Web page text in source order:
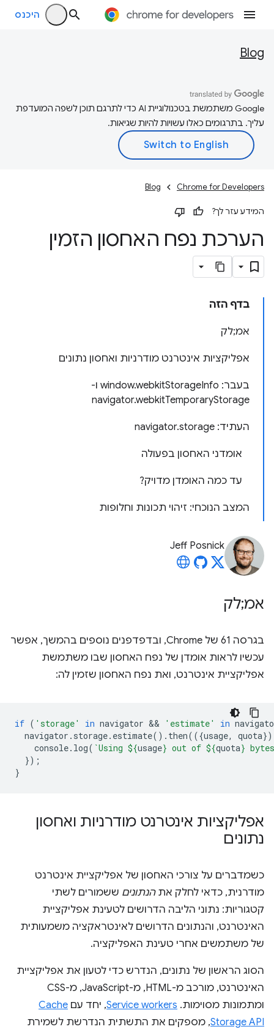
היכנס
Blog
‫Google משתמשת בטכנולוגיית AI כדי לתרגם תוכן לשפה המועדפת
עליך. בתרגומים כאלו עשויות להיות שגיאות.
Chrome for Developers
Blog
המידע עזר לך?
הערכת נפח האחסון הזמין
בדף הזה
אמ;לק
אפליקציות אינטרנט מודרניות ואחסון נתונים
בעבר: window.webkitStorageInfo ו-
navigator.webkitTemporaryStorage
העתיד: navigator.storage
אומדני האחסון בפעולה
עד כמה האומדן מדויק?
המצב הנוכחי: זיהוי תכונות וחלופות
Jeff Posnick
אמ;לק
בגרסה 61 של Chrome, ובדפדפנים נוספים בהמשך, אפשר
עכשיו לראות אומדן של נפח האחסון שבו משתמשת
אפליקציית אינטרנט, ואת נפח האחסון שזמין לה:
if ( 'storage' in navigator && 'estimate' in
navigator . storage. estimate(). then(({usage, quota})
console. log( `Using ${usage} out of ${quota}
});
}
אפליקציות אינטרנט מודרניות ואחסון
נתונים
כשמדברים על צורכי האחסון של אפליקציית אינטרנט
מודרנית, כדאי לחלק אתהנתונים ששמורים לשתי
קטגוריות: נתוני הליבה הדרושים לטעינת אפליקציית
האינטרנט, והנתונים הדרושים לאינטראקציה משמעותית
של משתמשים אחרי טעינת האפליקציה.
הסוג הראשון של נתונים, הנדרש כדי לטעון את אפליקציית
האינטרנט, מורכב מ-HTML, מ-JavaScript, מ-CSS
ומתמונות מסוימות. Service workers, יחד עם Cache
Storage API, מספקים את התשתית הנדרשת לשמירת